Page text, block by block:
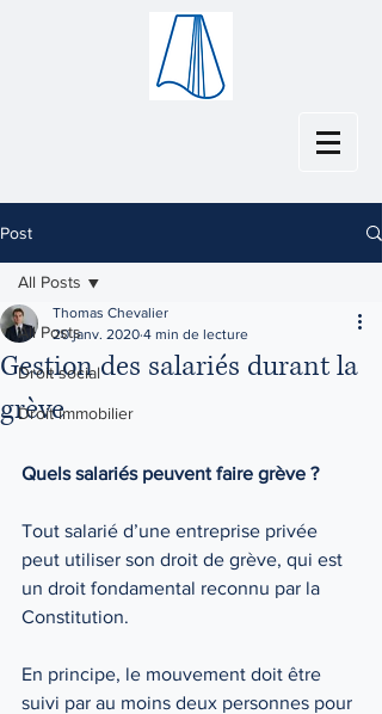
Post
All Posts
Droit social
Droit immobilier
All Posts
Gestion des salariés durant la
grève
Thomas Chevalier
20 janv. 2020 4 min de lecture
Quels salariés peuvent faire grève ?
Tout salarié d’une entreprise privée
peut utiliser son droit de grève, qui est
un droit fondamental reconnu par la
Constitution.
En principe, le mouvement doit être
suivi par au moins deux personnes pour